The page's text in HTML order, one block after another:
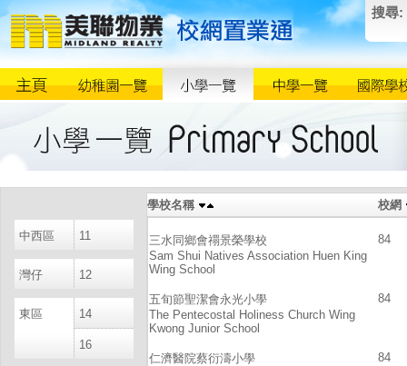
搜尋:
中西區 11
灣仔 12
東區 14
16
學校名稱 校網
三水同鄉會禤景榮學校
Sam Shui Natives Association Huen King
Wing School
84
五旬節聖潔會永光小學
The Pentecostal Holiness Church Wing
Kwong Junior School
84
仁濟醫院蔡衍濤小學
84